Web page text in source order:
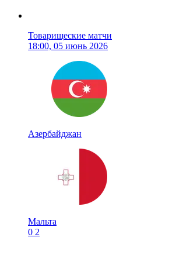
Товарищеские матчи
18:00, 05 июнь 2026
Азербайджан
Мальта
0 2